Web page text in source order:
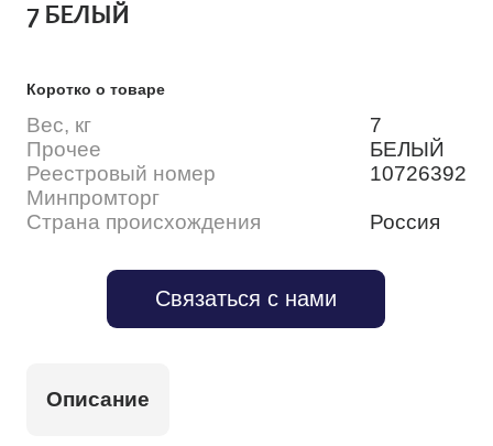
7 БЕЛЫЙ
Коротко о товаре
Вес, кг
7
Прочее
БЕЛЫЙ
Реестровый номер
Минпромторг
10726392
Страна происхождения Россия
Связаться с нами
Описание